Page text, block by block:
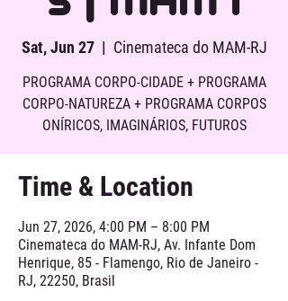
Sat, Jun 27
  |
Cinemateca do MAM-RJ
PROGRAMA CORPO-CIDADE + PROGRAMA
CORPO-NATUREZA + PROGRAMA CORPOS
ONÍRICOS, IMAGINÁRIOS, FUTUROS
Time & Location
Jun 27, 2026, 4:00 PM – 8:00 PM
Cinemateca do MAM-RJ, Av. Infante Dom
Henrique, 85 - Flamengo, Rio de Janeiro -
RJ, 22250, Brasil